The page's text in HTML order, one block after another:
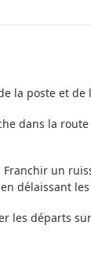
la poste et de
dans la
un
délaissant
les départs